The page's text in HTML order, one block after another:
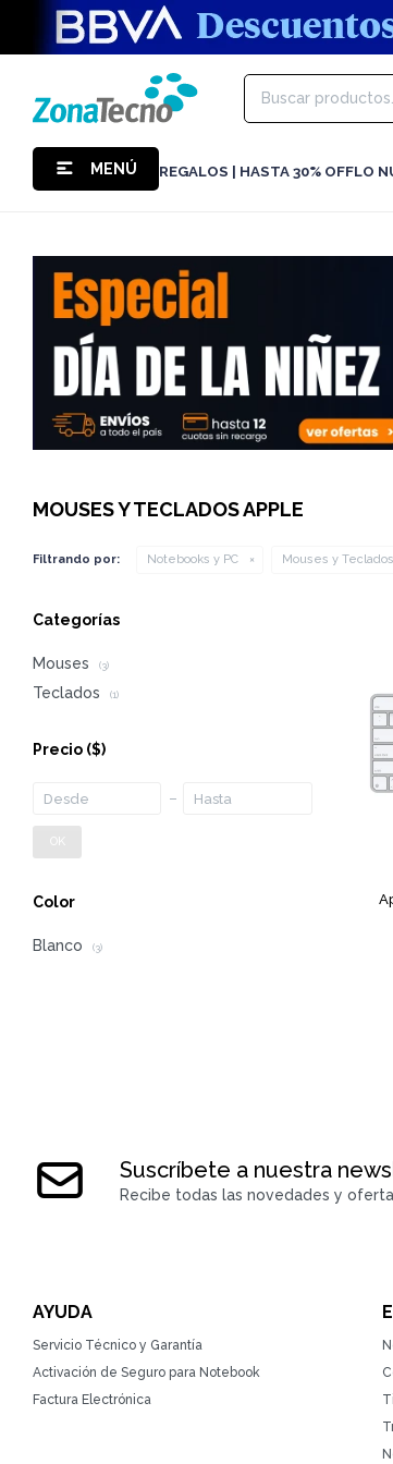
MENÚ REGALOS | HASTA 30% OFFLO
MOUSES Y TECLADOS APPLE
Filtrando por: Notebooks y PC Mouses y Teclados
Categorías
Mouses (3)
Teclados (1)
Precio ($)
OK
Color
Blanco (3)
Suscríbete a nuestra
Recibe todas las novedades y
AYUDA
Servicio Técnico y Garantía
Activación de Seguro para Notebook
Factura Electrónica